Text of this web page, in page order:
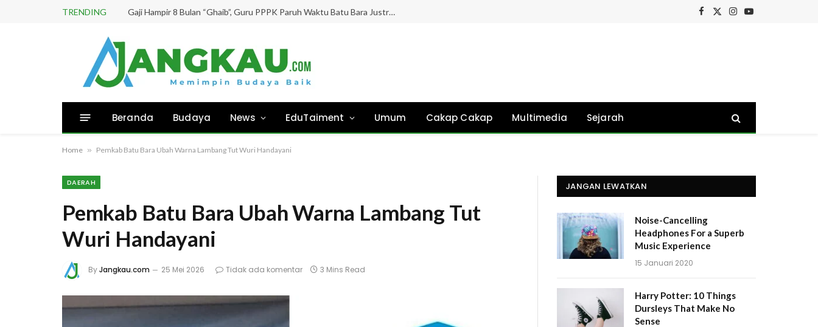
TRENDING Gaji Hampir 8 Bulan “Ghaib”, Guru PPPK Paruh Waktu Batu Bara Justru Didesak Asesmen Tanpa Kejelasan!
Facebook
X
Instagram
YouTube
Beranda Budaya News EduTaiment Umum Cakap Cakap Multimedia Sejarah
Home » Pemkab Batu Bara Ubah Warna Lambang Tut Wuri Handayani
DAERAH
Pemkab Batu Bara Ubah Warna Lambang Tut
Wuri Handayani
ByJangkau.com 25 Mei 2026 Tidak ada komentar 3 Mins Read
JANGAN LEWATKAN
Noise-Cancelling
Headphones For a Superb
Music Experience
15 Januari 2020
Harry Potter: 10 Things
Dursleys That Make No
Sense